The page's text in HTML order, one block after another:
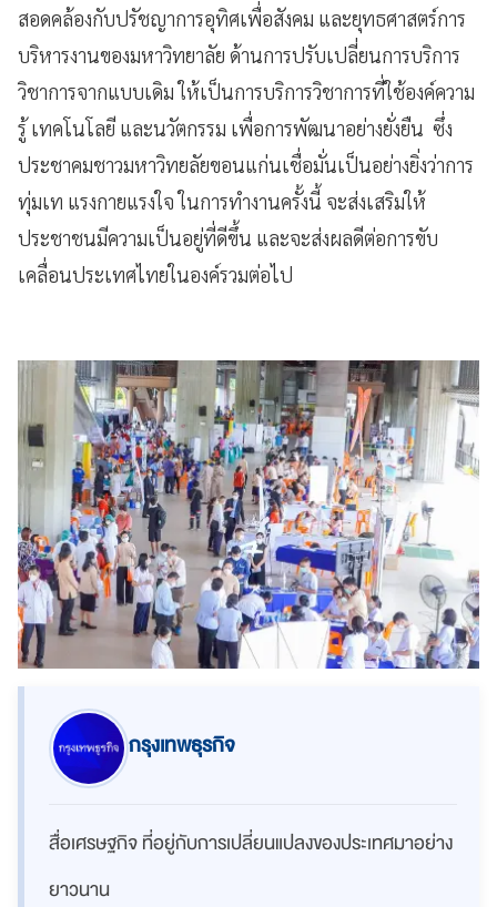
สอดคล้องกับปรัชญาการอุทิศเพื่อสังคม และยุทธศาสตร์การ
บริหารงานของมหาวิทยาลัย ด้านการปรับเปลี่ยนการบริการ
วิชาการจากแบบเดิม ให้เป็นการบริการวิชาการที่ใช้องค์ความ
รู้ เทคโนโลยี และนวัตกรรม เพื่อการพัฒนาอย่างยั่งยืน ซึ่ง
ประชาคมชาวมหาวิทยลัยขอนแก่นเชื่อมั่นเป็นอย่างยิ่งว่าการ
ทุ่มเท แรงกายแรงใจ ในการทำงานครั้งนี้ จะส่งเสริมให้
ประชาชนมีความเป็นอยู่ที่ดีขึ้น และจะส่งผลดีต่อการขับ
เคลื่อนประเทศไทยในองค์รวมต่อไป
กรุงเทพธุรกิจ
สื่อเศรษฐกิจ ที่อยู่กับการเปลี่ยนแปลงของประเทศมาอย่าง
ยาวนาน